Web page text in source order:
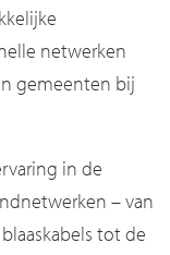
netwerken
gemeenten bij
in de
– van
tot de